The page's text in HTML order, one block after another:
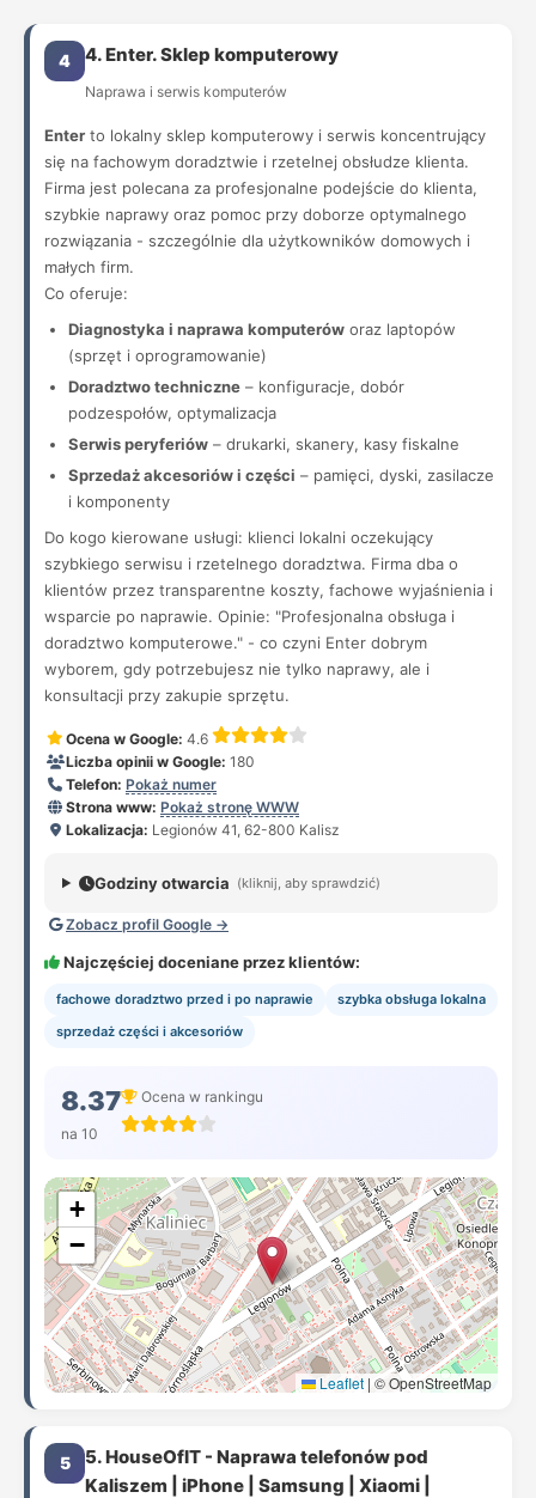
4 4. Enter. Sklep komputerowy
Naprawa i serwis komputerów
Enter to lokalny sklep komputerowy i serwis koncentrujący
się na fachowym doradztwie i rzetelnej obsłudze klienta.
Firma jest polecana za profesjonalne podejście do klienta,
szybkie naprawy oraz pomoc przy doborze optymalnego
rozwiązania - szczególnie dla użytkowników domowych i
małych firm.
Co oferuje:
Diagnostyka i naprawa komputerów oraz laptopów
(sprzęt i oprogramowanie)
Doradztwo techniczne – konfiguracje, dobór
podzespołów, optymalizacja
Serwis peryferiów – drukarki, skanery, kasy fiskalne
Sprzedaż akcesoriów i części – pamięci, dyski, zasilacze
i komponenty
Do kogo kierowane usługi: klienci lokalni oczekujący
szybkiego serwisu i rzetelnego doradztwa. Firma dba o
klientów przez transparentne koszty, fachowe wyjaśnienia i
wsparcie po naprawie. Opinie: "Profesjonalna obsługa i
doradztwo komputerowe." - co czyni Enter dobrym
wyborem, gdy potrzebujesz nie tylko naprawy, ale i
konsultacji przy zakupie sprzętu.
Ocena w Google: 4.6
Liczba opinii w Google: 180
Telefon: Pokaż numer
Strona www: Pokaż stronę WWW
Lokalizacja: Legionów 41, 62-800 Kalisz
Godziny otwarcia (kliknij, aby sprawdzić)
Zobacz profil Google →
Najczęściej doceniane przez klientów:
fachowe doradztwo przed i po naprawie
szybka obsługa lokalna
sprzedaż części i akcesoriów
8.37
na 10
Ocena w rankingu
+
−
Leaflet | © OpenStreetMap
5
5. HouseOfIT - Naprawa telefonów pod
Kaliszem | iPhone | Samsung | Xiaomi |